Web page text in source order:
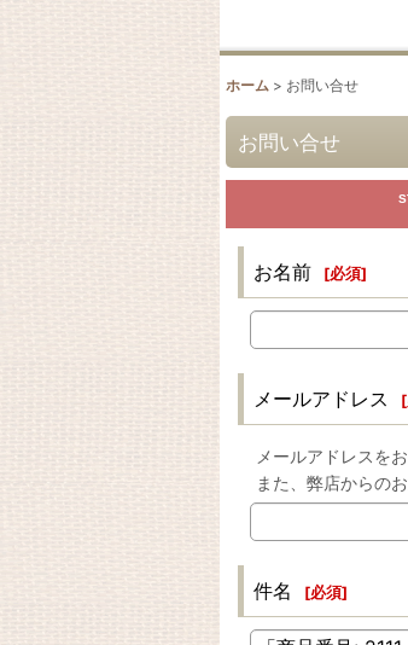
ホーム > お問い合せ
お問い合せ
お名前 [必須]
メールアドレス [
メールアドレスを
また、弊店からの
件名 [必須]